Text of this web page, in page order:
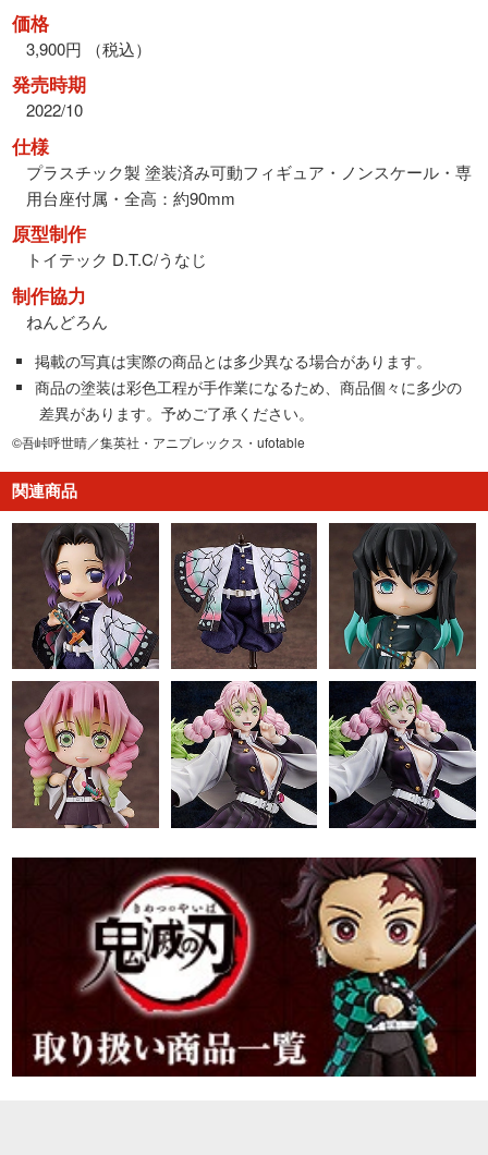
価格
3,900円 （税込）
発売時期
2022/10
仕様
プラスチック製 塗装済み可動フィギュア・ノンスケール・専
用台座付属・全高：約90mm
原型制作
トイテック D.T.C/うなじ
制作協力
ねんどろん
掲載の写真は実際の商品とは多少異なる場合があります。
商品の塗装は彩色工程が手作業になるため、商品個々に多少の
差異があります。予めご了承ください。
©吾峠呼世晴／集英社・アニプレックス・ufotable
関連商品